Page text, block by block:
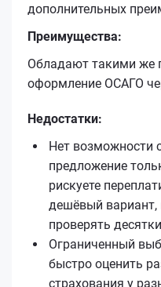
дополнительных
Преимущества:
Обладают такими же
оформление ОСАГО
Недостатки:
Нет возможности
предложение
рискуете
дешёвый вариант,
проверять
Ограниченный
быстро оценить
страхования у